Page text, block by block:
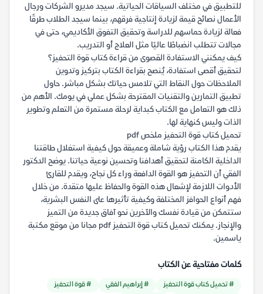
للتطبيق في مختلف السياقات الحياتية. سيجد مديرو الشركات ورجال
الأعمال نصائح قيمة لزيادة إنتاجية فرقهم، بينما سيجد الطلاب طرقًا
فعالة لزيادة حماسهم للدراسة وتحقيق التفوق الأكاديمي، حتى في
مجالات تتطلب انضباطًا عاليًا مثل العلاج أو التدريب.
كيف يمكنني الاستفادة القصوى من قراءة كتاب قوة التحفيز؟
لتحقيق أقصى استفادة، يُنصح بقراءة الكتاب بتركيز وتدوين
الملاحظات حول النقاط التي تلامس حياتك بشكل مباشر. حاول
تطبيق التمارين والتقنيات المقترحة بشكل عملي في يومك. الأهم من
ذلك هو التعامل مع الكتاب كبداية لرحلة مستمرة من التعلم وتطوير
الذات وليس كنهاية لها.
تحميل كتاب قوة التحفيز ملخص pdf
يقدم هذا الكتاب رؤية شاملة وعميقة حول كيفية استغلال طاقتنا
الداخلية الكامنة لتحقيق أهدافنا وتحسين نوعية حياتنا. يوضح الدكتور
الفقي أن التحفيز هو القوة الدافعة وراء كل نجاح، ويقدم للقارئ
الأدوات اللازمة لإشعال هذه القوة والحفاظ عليها متقدة. من خلال
فهم أنواع الحوافز المختلفة وكيفية تأثيرها على النفس البشرية،
ستتمكن من قيادة نفسك والآخرين نحو آفاق جديدة من التميز
والإنجاز. يمكنك تحميل كتاب قوة التحفيز pdf مجانا من موقع مكتبة
ياسمين.
كلمات مفتاحية عن الكتاب
# تحميل كتاب قوة التحفيز # إبراهيم الفقي
# قوة التحفيز